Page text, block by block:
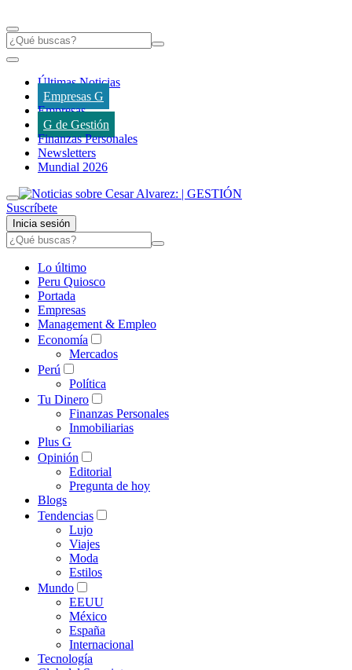
Últimas Noticias
Empresas G
Empresas
G de Gestión
Finanzas Personales
Newsletters
Mundial 2026
Suscríbete
Inicia sesión
Lo último
Peru Quiosco
Portada
Empresas
Management & Empleo
Economía
Mercados
Perú
Política
Tu Dinero
Finanzas Personales
Inmobiliarias
Plus G
Opinión
Editorial
Pregunta de hoy
Blogs
Tendencias
Lujo
Viajes
Moda
Estilos
Mundo
EEUU
México
España
Internacional
Tecnología